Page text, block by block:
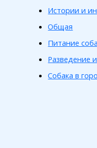
Истории и
Общая
Питание
Разведение
Собака в